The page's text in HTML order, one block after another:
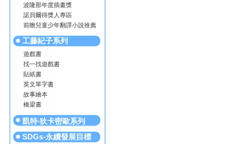
波隆那年度插畫獎
諾貝爾得獎人專區
前瞻兒童少年翻譯小說推薦
工藤紀子系列
遊戲書
找一找遊戲書
貼紙書
英文單字書
故事繪本
橋梁書
凱特‧狄卡密歐系列
SDGs-永續發展目標